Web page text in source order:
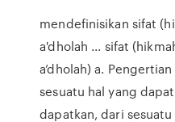
mendefinisikan sifat
a'dholah ... sifat
a’dholah) a.
sesuatu hal yang
dapatkan, dari